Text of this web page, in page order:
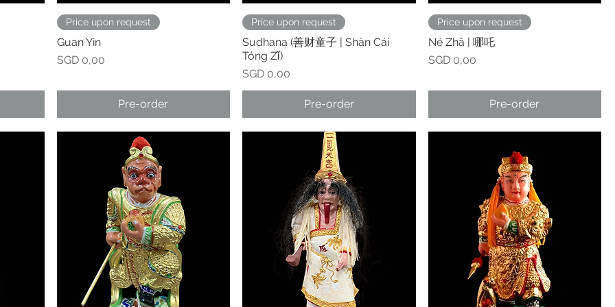
Price upon request
Guan Yin
Prijs
SGD 0,00
Pre-order
Price upon request
Sudhana (善财童子 | Shàn Cái
Tóng Zǐ)
Prijs
SGD 0,00
Pre-order
Price upon request
Né Zhā | 哪吒
Prijs
SGD 0,00
Pre-order